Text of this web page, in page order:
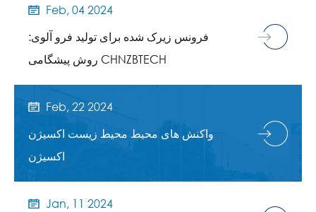

Feb, 04 2024
فرونس زیرک شده برای تولید فرو آلوی:
روش پیشگامی CHNZBTECH

Feb, 22 2024
واکنش های محیط محیط زیست اکسیژن
اکسیژن

Jan, 11 2024